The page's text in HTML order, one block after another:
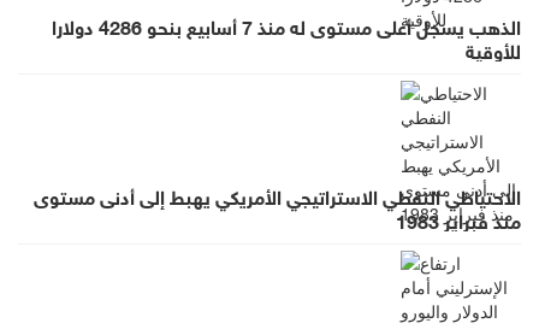
الذهب يسجل أعلى مستوى له منذ 7 أسابيع بنحو 4286 دولارا
للأوقية
الاحتياطي النفطي الاستراتيجي الأمريكي يهبط إلى أدنى مستوى
منذ فبراير 1983